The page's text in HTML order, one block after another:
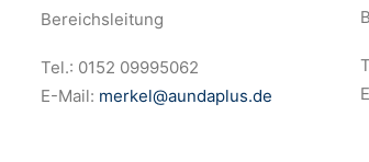
Bereichsleitung
Tel.: 0152 09995062
E-Mail: merkel@aundaplus.de